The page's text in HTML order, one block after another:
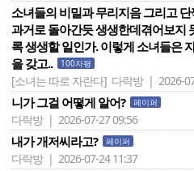
소녀들의 비밀과 무리지음 그리고
과거로 돌아간듯 생생한데겪어보지
록 생생할 일인가. 이렇게 소녀들은
을 갖고..
100자평
[소녀는 따로 자란다] 다락방 | 2026-
니가 그걸 어떻게 알어? 페이퍼
다락방 | 2026-07-27 09:56
내가 개저씨라고? 페이퍼
다락방 | 2026-07-24 11:37